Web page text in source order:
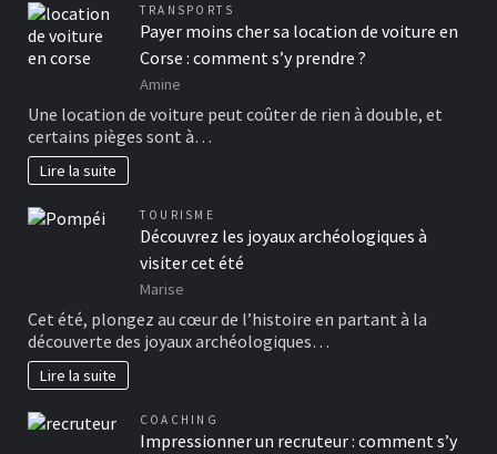
TRANSPORTS
Payer moins cher sa location de voiture en
Corse : comment s’y prendre ?
Amine
Une location de voiture peut coûter de rien à double, et
certains pièges sont à…
Lire la suite
TOURISME
Découvrez les joyaux archéologiques à
visiter cet été
Marise
Cet été, plongez au cœur de l’histoire en partant à la
découverte des joyaux archéologiques…
Lire la suite
COACHING
Impressionner un recruteur : comment s’y